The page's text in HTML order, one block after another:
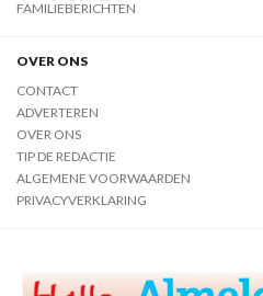
FAMILIEBERICHTEN
OVER ONS
CONTACT
ADVERTEREN
OVER ONS
TIP DE REDACTIE
ALGEMENE VOORWAARDEN
PRIVACYVERKLARING